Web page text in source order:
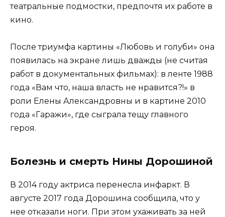
театральные подмостки, предпочтя их работе в
кино.
После триумфа картины «Любовь и голуби» она
появилась на экране лишь дважды (не считая
работ в документальных фильмах): в ленте 1988
года «Вам что, наша власть не нравится?!» в
роли Елены Александровны и в картине 2010
года «Гаражи», где сыграла тещу главного
героя.
Болезнь и смерть Нины Дорошиной
В 2014 году актриса перенесла инфаркт. В
августе 2017 года Дорошина сообщила, что у
нее отказали ноги. При этом ухаживать за ней